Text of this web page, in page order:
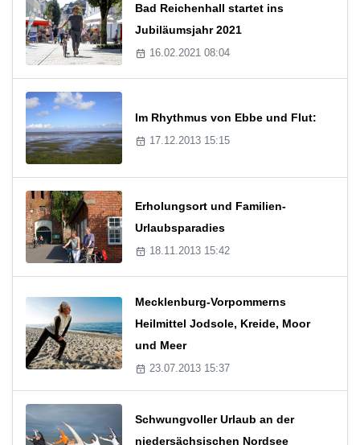
Bad Reichenhall startet ins
Jubiläumsjahr 2021
16.02.2021 08:04
Im Rhythmus von Ebbe und Flut:
17.12.2013 15:15
Erholungsort und Familien-
Urlaubsparadies
18.11.2013 15:42
Mecklenburg-Vorpommerns
Heilmittel Jodsole, Kreide, Moor
und Meer
23.07.2013 15:37
Schwungvoller Urlaub an der
niedersächsischen Nordsee